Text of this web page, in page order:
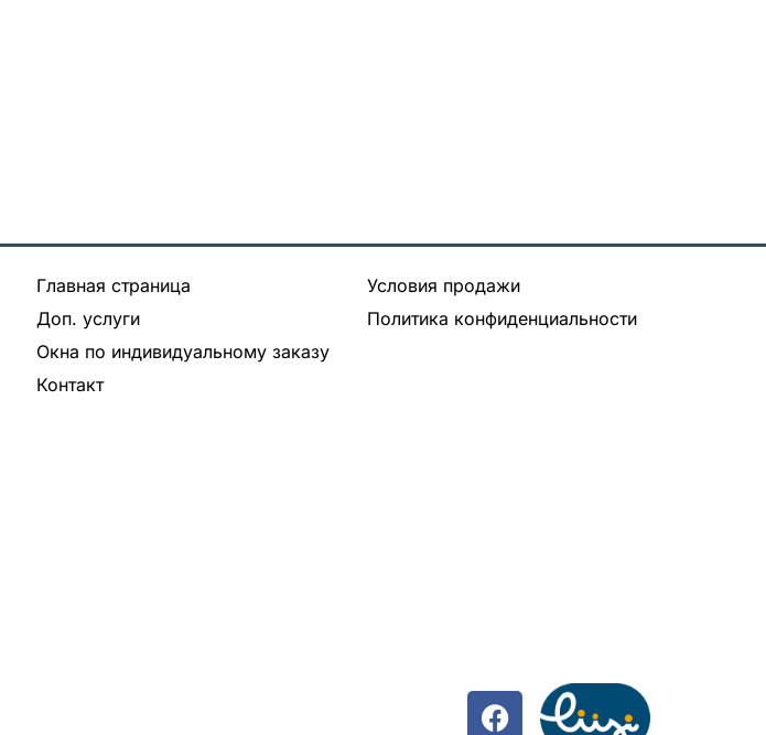
Главная страница
Доп. услуги
Окна по индивидуальному заказу
Контакт
Условия продажи
Политика конфиденциальности
F